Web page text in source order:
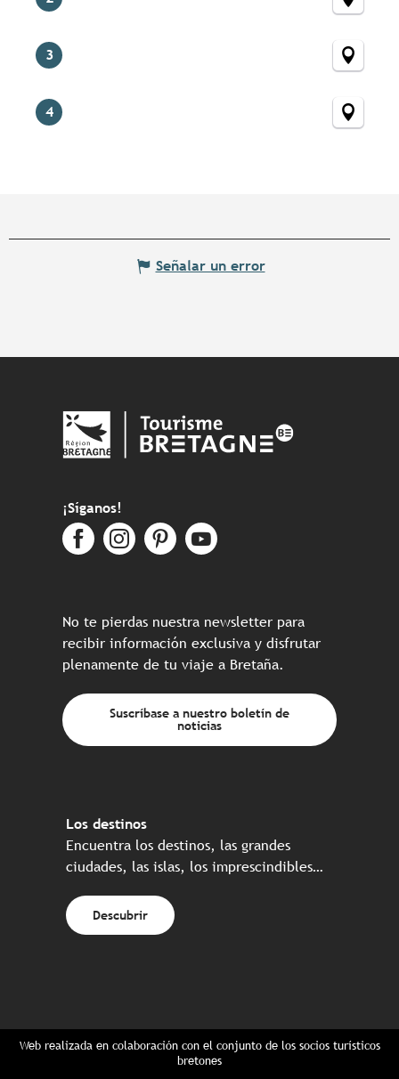
3
4
Señalar un error
¡Síganos!
No te pierdas nuestra newsletter para
recibir información exclusiva y disfrutar
plenamente de tu viaje a Bretaña.
Suscríbase a nuestro boletín de
noticias
Los destinos
Encuentra los destinos, las grandes
ciudades, las islas, los imprescindibles…
Descubrir
Web realizada en colaboración con el conjunto de los socios turísticos
bretones